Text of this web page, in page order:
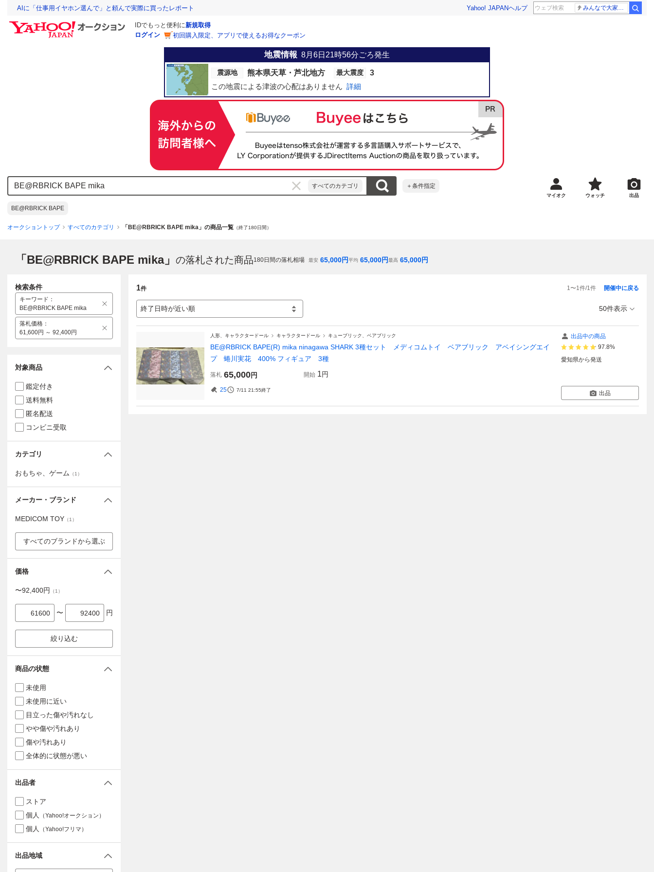
AIに「仕事用イヤホン選んで」と頼んで実際に買ったレポート Yahoo! JAPANヘルプ みんなで大家さん 2881億円
IDでもっと便利に新規取得
ログイン
初回購入限定、アプリで使えるお得なクーポン
地震情報 8月6日21時56分ごろ発生
震源地 熊本県天草・芦北地方 最大震度
3
この地震による津波の心配はありません 詳細
すべてのカテゴリ ＋条件指定
BE@RBRICK BAPE
マイオク ウォッチ 出品
オークショントップ すべてのカテゴリ 「BE@RBRICK BAPE mika」の商品一覧 （終了180日間）
「BE@RBRICK BAPE mika」 の落札された商品180日間の落札相場 最安 65,000円平均 65,000円最高 65,000円
1件 1〜1件/1件
終了日時が近い順
開催中に戻る
50件表示
人形、キャラクタードール キャラクタードール キューブリック、ベアブリック
BE@RBRICK BAPE(R) mika ninagawa SHARK 3種セット メディコムトイ ベアブリック アベイシングエイ
プ 蜷川実花 400% フィギュア 3種
落札 65,000円 開始 1円
25 7/11 21:55終了
出品中の商品
97.8%
愛知県から発送
出品
検索条件
キーワード ：
BE@RBRICK BAPE mika
落札価格 ：
61,600円 ～ 92,400円
対象商品
鑑定付き
送料無料
匿名配送
コンビニ受取
カテゴリ
おもちゃ、ゲーム （1 ）
メーカー・ブランド
MEDICOM TOY （1 ）
すべてのブランドから選ぶ
価格
〜92,400円 （1 ）
〜 円
絞り込む
商品の状態
未使用
未使用に近い
目立った傷や汚れなし
やや傷や汚れあり
傷や汚れあり
全体的に状態が悪い
出品者
ストア
個人
（Yahoo!オークション）
個人 （Yahoo!フリマ）
出品地域